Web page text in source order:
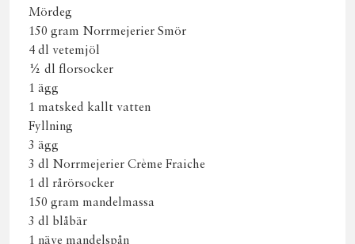
Mördeg
150 gram Norrmejerier Smör
4 dl vetemjöl
½ dl florsocker
1 ägg
1 matsked kallt vatten
Fyllning
3 ägg
3 dl Norrmejerier Crème Fraiche
1 dl rårörsocker
150 gram mandelmassa
3 dl blåbär
1 näve mandelspån